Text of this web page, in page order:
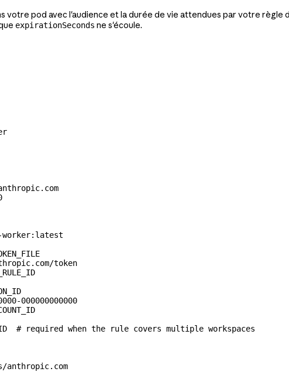
votre pod avec l'audience et la durée de vie attendues par votre règle
expirationSeconds ne s'écoule.
token
000000000000
  # required when the rule covers multiple workspaces